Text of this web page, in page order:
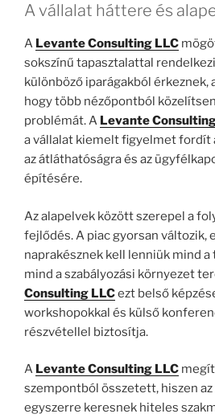
A vállalat háttere és
A Levante Consulting LLC
sokszínű tapasztalattal
különböző iparágakból érkeznek,
hogy több nézőpontból
problémát. A Levante
a vállalat kiemelt figyelmet fordít
az átláthatóságra és az
építésére.
Az alapelvek között szerepel a
fejlődés. A piac gyorsan változik,
naprakésznek kell lenniük mind
mind a szabályozási környezet
Consulting LLCezt belső
workshopokkal és külső
részvétellel biztosítja.
A Levante Consulting LLC
szempontból összetett, hiszen
egyszerre keresnek hiteles